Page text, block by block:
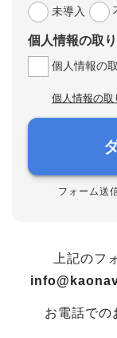
未導入
個人情報の取
個人情報の
個人情報の取
フォーム送
上記のフ
お電話での